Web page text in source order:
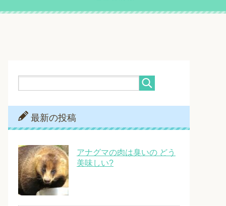
最新の投稿
アナグマの肉は臭いの どう
美味しい?